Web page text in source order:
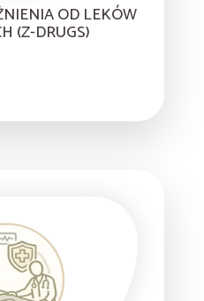
OD LEKÓW
(Z-DRUGS)